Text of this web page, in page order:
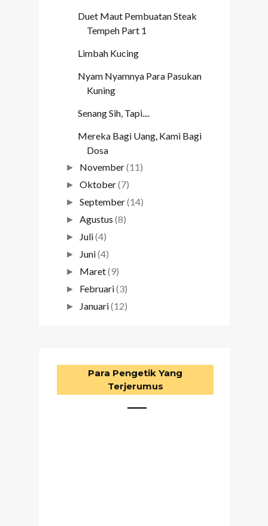
Duet Maut Pembuatan Steak
Tempeh Part 1
Limbah Kucing
Nyam Nyamnya Para Pasukan
Kuning
Senang Sih, Tapi....
Mereka Bagi Uang, Kami Bagi
Dosa
► November(11)
►Oktober(7)
►September(14)
►Agustus (8)
► Juli(4)
► Juni(4)
► Maret(9)
► Februari(3)
► Januari(12)
Para Pengetik Yang
Terjerumus